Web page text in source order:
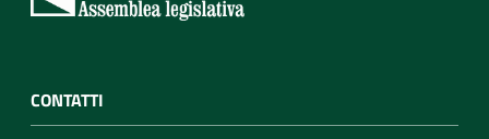
CONTATTI